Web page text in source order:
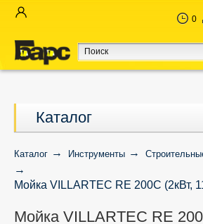
0
Каталог
Каталог Инструменты
Мойка VILLARTEC RE 200C (2кВт,
Мойка VILLARTEC RE